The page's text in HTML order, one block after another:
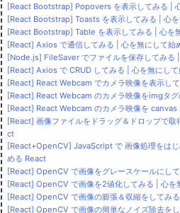
[React Bootstrap] Popovers を表示してみる |
[React Bootstrap] Toasts を表示してみる | 心
[React Bootstrap] Table を表示してみる | 心を
[React] Axios で通信してみる | 心を無にして始
[Node.js] FileSaver でファイルを保存してみる
[React] Axios で CRUD してみる | 心を無にし
[React] React Webcam でカメラ映像を表示し
[React] React Webcam のカメラ映像をimgタグ
[React] React Webcam のカメラ映像を canvas
[React] 画像ファイルをドラッグ＆ドロップで
ct
[React+OpenCV] JavaScript で 画像処理をは
める React
[React] OpenCV で画像をグレースケールにし
[React] OpenCV で画像を2値化してみる | 心を
[React] OpenCV で画像の膨張＆収縮をしてみ
[React] OpenCV で画像の簡単なノイズ除去を